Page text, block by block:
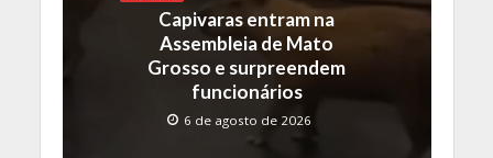
Capivaras entram na
Assembleia de Mato
Grosso e surpreendem
funcionários
6 de agosto de 2026